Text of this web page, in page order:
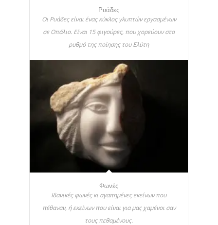
Ρυάδες
Οι Ρυάδες είναι ένας κύκλος γλυπτών εργασμένων
σε Οπάλιο. Είναι 15 φιγούρες, που χορεύουν στο
ρυθμό της ποίησης του Ελύτη
Φωνές
Ιδανικές φωνές κι αγαπημένες εκείνων που
πέθαναν, ή εκείνων που είναι για μας χαμένοι σαν
τους πεθαμένους.